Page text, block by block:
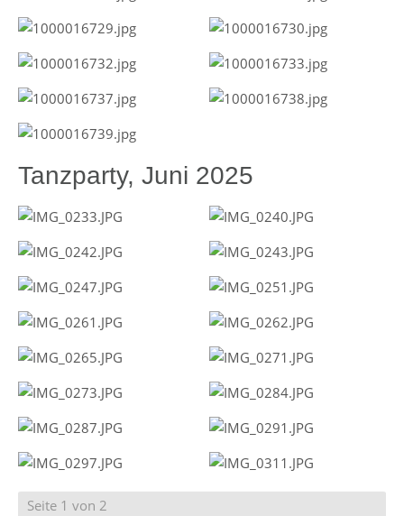
Tanzparty, Juni 2025
Seite 1 von 2